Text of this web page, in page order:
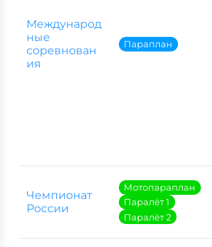
Международ
ные
соревнован
ия
Параплан
Чемпионат
России
Мотопараплан
Паралёт 1
Паралёт 2